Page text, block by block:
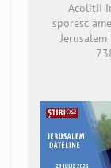
Acoliții
sporesc